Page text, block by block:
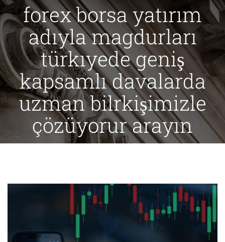
forex borsa yatırım
adıyla magdurları
türkıyede geniş
kapsamlı davalarda
uzman bilrkişimizle
çözüyorur arayın